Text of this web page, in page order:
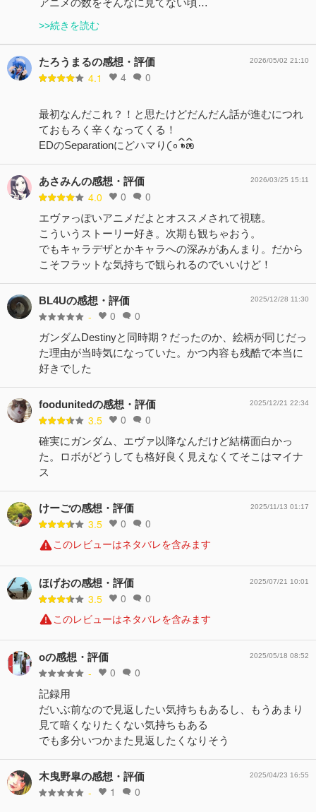
アニメの数をそんなに見てない頃…
>>続きを読む
たろうまるの感想・評価
4.1 4 0
2026/05/02 21:10
最初なんだこれ？！と思たけどだんだん話が進むにつれ
ておもろく辛くなってくる！
EDのSeparationにどハマり𛰙᭜𖫴𖫰𖫱𖫳𖫲𖫲𖫳𖫴𖫰𖫱꛰ ᭜𖫴𖫰𖫱𖫳𖫲𖫲𖫳𖫴𖫰𖫱꛰ಣ
あさみんの感想・評価
4.0 0 0
2026/03/25 15:11
エヴァっぽいアニメだよとオススメされて視聴。
こういうストーリー好き。次期も観ちゃおう。
でもキャラデザとかキャラへの深みがあんまり。だから
こそフラットな気持ちで観られるのでいいけど！
BL4Uの感想・評価
- 0 0
2025/12/28 11:30
ガンダムDestinyと同時期？だったのか、絵柄が同じだっ
た理由が当時気になっていた。かつ内容も残酷で本当に
好きでした
foodunitedの感想・評価
3.5 0 0
2025/12/21 22:34
確実にガンダム、エヴァ以降なんだけど結構面白かっ
た。ロボがどうしても格好良く見えなくてそこはマイナ
ス
けーごの感想・評価
3.5 0 0
2025/11/13 01:17
このレビューはネタバレを含みます
ほげおの感想・評価
3.5 0 0
2025/07/21 10:01
このレビューはネタバレを含みます
oの感想・評価
- 0 0
2025/05/18 08:52
記録用
だいぶ前なので見返したい気持ちもあるし、もうあまり
見て暗くなりたくない気持ちもある
でも多分いつかまた見返したくなりそう
木曳野皐の感想・評価
- 1 0
2025/04/23 16:55